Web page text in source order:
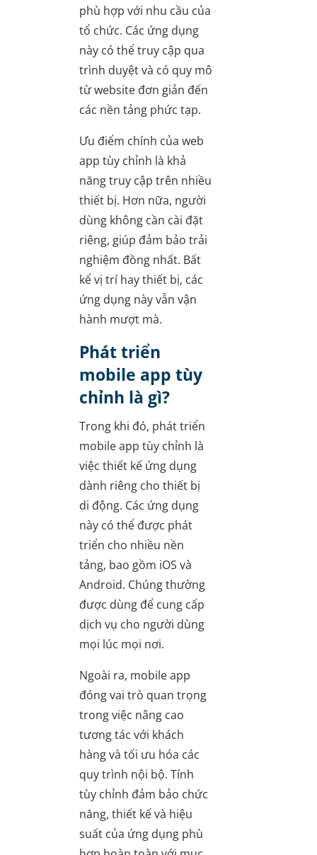
phù hợp với nhu cầu của
tổ chức. Các ứng dụng
này có thể truy cập qua
trình duyệt và có quy mô
từ website đơn giản đến
các nền tảng phức tạp.
Ưu điểm chính của web
app tùy chỉnh là khả
năng truy cập trên nhiều
thiết bị. Hơn nữa, người
dùng không cần cài đặt
riêng, giúp đảm bảo trải
nghiệm đồng nhất. Bất
kể vị trí hay thiết bị, các
ứng dụng này vẫn vận
hành mượt mà.
Phát triển
mobile app tùy
chỉnh là gì?
Trong khi đó, phát triển
mobile app tùy chỉnh là
việc thiết kế ứng dụng
dành riêng cho thiết bị
di động. Các ứng dụng
này có thể được phát
triển cho nhiều nền
tảng, bao gồm iOS và
Android. Chúng thường
được dùng để cung cấp
dịch vụ cho người dùng
mọi lúc mọi nơi.
Ngoài ra, mobile app
đóng vai trò quan trọng
trong việc nâng cao
tương tác với khách
hàng và tối ưu hóa các
quy trình nội bộ. Tính
tùy chỉnh đảm bảo chức
năng, thiết kế và hiệu
suất của ứng dụng phù